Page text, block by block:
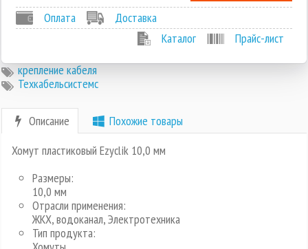
Оплата
Доставка
Каталог
Прайс-лист
крепление кабеля
Техкабельсистемс
Описание
Похожие товары
Хомут пластиковый Ezyclik 10,0 мм
Размеры:
10,0 мм
Отрасли применения:
ЖКХ, водоканал, Электротехника
Тип продукта: